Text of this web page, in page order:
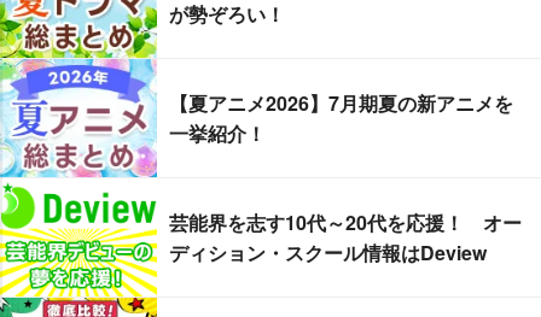
が勢ぞろい！
【夏アニメ2026】7月期夏の新アニメを
一挙紹介！
芸能界を志す10代～20代を応援！ オー
ディション・スクール情報はDeview